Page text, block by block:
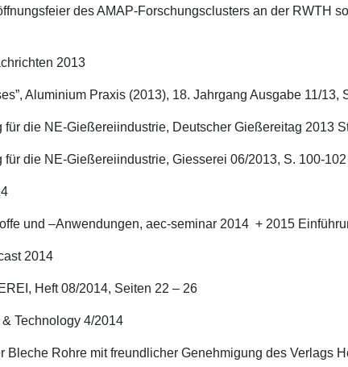
des AMAP-Forschungsclusters an der RWTH
2013
Aluminium Praxis (2013), 18. Jahrgang Ausgabe 11/13,
die NE-Gießereiindustrie, Deutscher Gießereitag 2013
die NE-Gießereiindustrie, Giesserei 06/2013, S. 100-102
und –Anwendungen, aec-seminar 2014 + 2015
2014
Heft 08/2014, Seiten 22 – 26
Technology 4/2014
Bleche Rohre mit freundlicher Genehmigung des Verlags